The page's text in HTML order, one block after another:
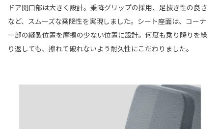
ドア開口部は大きく設計。乗降グリップの採用、足抜き性の良さ
など、スムーズな乗降性を実現しました。シート座面は、コーナ
ー部の縫製位置を摩擦の少ない位置に設計。何度も乗り降りを繰
り返しても、擦れて破れないよう耐久性にこだわりました。